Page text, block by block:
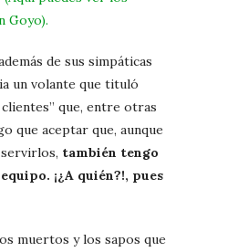
Goyo).
de sus simpáticas
un volante que tituló
clientes” que, entre otras
que aceptar que, aunque
también tengo
¡¿A quién?!, pues
muertos y los sapos que